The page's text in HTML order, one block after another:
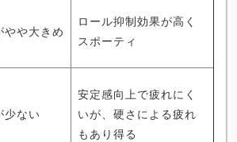
やや大きめ
ロール抑制効果が高く
スポーティ
少ない
安定感向上で疲れにく
いが、硬さによる疲れ
もあり得る